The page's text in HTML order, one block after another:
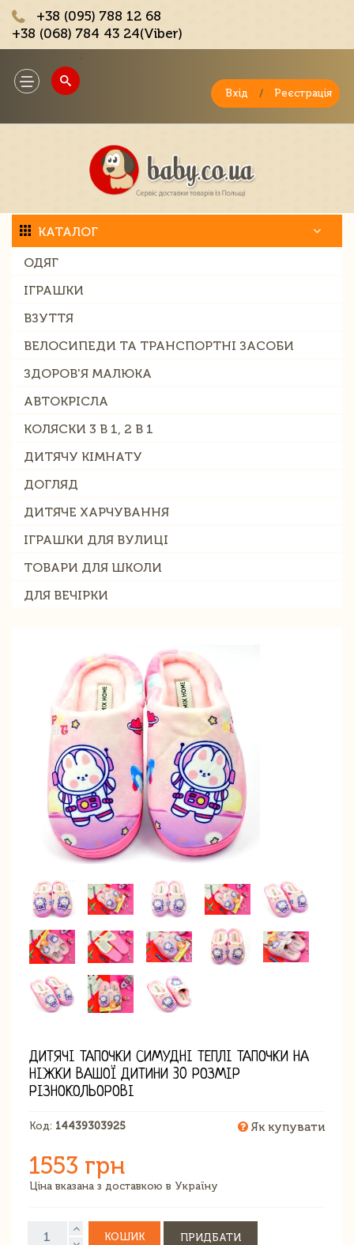
+38 (095) 788 12 68
+38 (068) 784 43 24(Viber)
Toggle
navigation
Вхід / Реєстрація
КАТАЛОГ
ОДЯГ
ІГРАШКИ
ВЗУТТЯ
ВЕЛОСИПЕДИ ТА ТРАНСПОРТНІ ЗАСОБИ
ЗДОРОВ'Я МАЛЮКА
АВТОКРІСЛА
КОЛЯСКИ 3 В 1, 2 В 1
ДИТЯЧУ КІМНАТУ
ДОГЛЯД
ДИТЯЧЕ ХАРЧУВАННЯ
ІГРАШКИ ДЛЯ ВУЛИЦІ
ТОВАРИ ДЛЯ ШКОЛИ
ДЛЯ ВЕЧІРКИ
ДИТЯЧІ ТАПОЧКИ СИМУДНІ ТЕПЛІ ТАПОЧКИ НА
НІЖКИ ВАШОЇ ДИТИНИ 30 РОЗМІР
РІЗНОКОЛЬОРОВІ
Код: 14439303925 Як купувати
1553 грн
Ціна вказана з доставкою в Україну
КОШИК ПРИДБАТИ